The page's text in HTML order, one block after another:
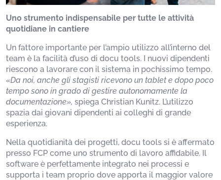
Uno strumento indispensabile per tutte le attività
quotidiane in cantiere
Un fattore importante per l’ampio utilizzo all’interno del
team è la facilità d’uso di docu tools. I nuovi dipendenti
riescono a lavorare con il sistema in pochissimo tempo.
«Da noi, anche gli stagisti ricevono un tablet e dopo poco
tempo sono in grado di gestire autonomamente la
documentazione», spiega Christian Kunitz. L’utilizzo
spazia dai giovani dipendenti ai colleghi di grande
esperienza.
Nella quotidianità dei progetti, docu tools si è affermato
presso FCP come uno strumento di lavoro affidabile. Il
software è perfettamente integrato nei processi e
supporta i team proprio dove apporta il maggior valore